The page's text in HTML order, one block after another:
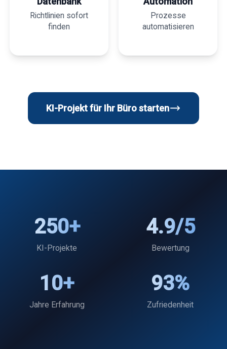
Richtlinien sofort
finden
Prozesse
automatisieren
KI-Projekt für Ihr Büro starten
250+
KI-Projekte
4.9/5
Bewertung
10+
Jahre Erfahrung
93%
Zufriedenheit